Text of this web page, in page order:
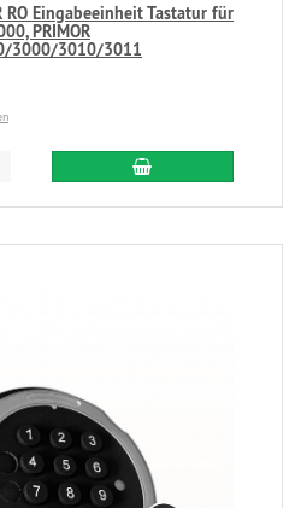
RO Eingabeeinheit Tastatur für
PRIMOR
3000/3010/3011